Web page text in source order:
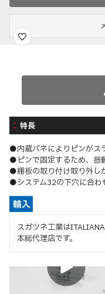
特長
●内蔵バネによりピンがス
●ピンで固定するため、振
●棚板の取り付け取り外し
●システム32の下穴に合わ
スガツネ工業は
本総代理店です。